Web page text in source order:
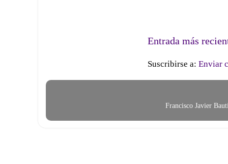
Entrada más
Suscribirse a: Enviar
Francisco Javier